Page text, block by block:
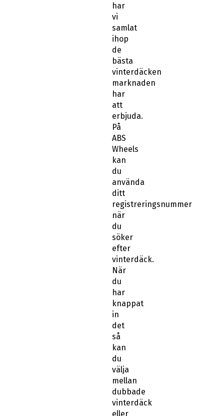
har
vi
samlat
ihop
de
bästa
vinterdäcken
marknaden
har
att
erbjuda.
På
ABS
Wheels
kan
du
använda
ditt
registreringsnummer
när
du
söker
efter
vinterdäck.
När
du
har
knappat
in
det
så
kan
du
välja
mellan
dubbade
vinterdäck
eller